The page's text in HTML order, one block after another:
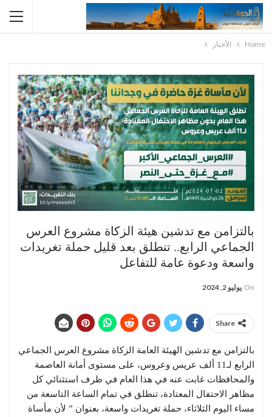
Home الأخبار
بالتزامن مع تدشين هيئة الزكاة مشروع العرس
الجماعي الرابع.. تنطلق بعد قليل حملة تغريدات
واسعة ودعوة عامة للتفاعل
On يوليو 2, 2024
Share
بالتزامن مع تدشين الهيئة العامة الزكاة مشروع العرس الجماعي
الرابع لـ11 ألف عريس وعروس، على مستوى أمانة العاصمة
والمحافظات غابت عنه في هذا العام في ظرف استثنائي كل
مظاهر الاحتفال المعتادة، تنطلق في تمام الساعة التاسعة من
مساء اليوم الثلاثاء، حملة تغريدات واسعة، بعنوان ” لأن مأساة